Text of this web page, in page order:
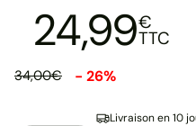
24,99€
TTC
34,00€ - 26%
Livraison en 10